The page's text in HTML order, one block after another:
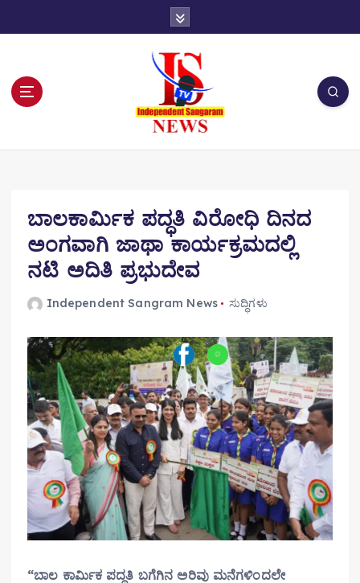
ಬಾಲಕಾರ್ಮಿಕ ಪದ್ಧತಿ ವಿರೋಧಿ ದಿನದ
ಅಂಗವಾಗಿ ಜಾಥಾ ಕಾರ್ಯಕ್ರಮದಲ್ಲಿ
ನಟಿ ಅದಿತಿ ಪ್ರಭುದೇವ
Independent Sangram News ಸುದ್ಧಿಗಳು
“ಬಾಲ ಕಾರ್ಮಿಕ ಪದ್ಧತಿ ಬಗೆಗಿನ ಅರಿವು ಮನೆಗಳಿಂದಲೇ